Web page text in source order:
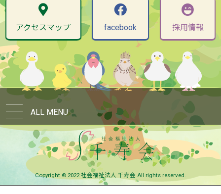
アクセスマップ facebook 採用情報
ALL MENU
Copyright © 2022 社会福祉法人 千寿会 All rights reserved.